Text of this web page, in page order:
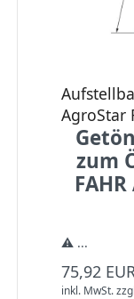
AgroStar
zum
⚠️ ...
75,92 EUR
inkl. MwSt.